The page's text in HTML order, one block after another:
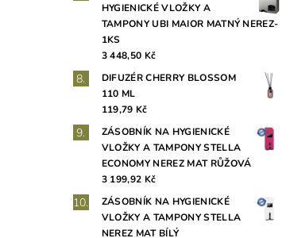
HYGIENICKÉ VLOŽKY A
TAMPONY UBI MAIOR MATNÝ NEREZ-
1KS
3 448,50 Kč
DIFUZÉR CHERRY BLOSSOM
110 ML
119,79 Kč
ZÁSOBNÍK NA HYGIENICKÉ
VLOŽKY A TAMPONY STELLA
ECONOMY NEREZ MAT RŮŽOVÁ
3 199,92 Kč
ZÁSOBNÍK NA HYGIENICKÉ
VLOŽKY A TAMPONY STELLA
NEREZ MAT BÍLÝ